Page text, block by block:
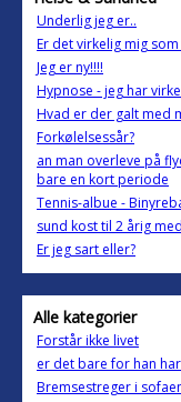
Underlig jeg er..
Er det virkelig mig
Jeg er ny!!!!
Hypnose - jeg har
Hvad er der galt med
Forkølelsessår?
an man overleve på
bare en kort periode
Tennis-albue -
sund kost til 2 årig
Er jeg sart eller?
Alle kategorier
Forstår ikke livet
er det bare for han har
Bremsestreger i